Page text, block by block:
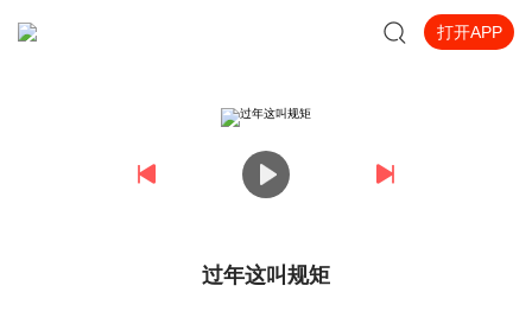
打开APP
过年这叫规矩